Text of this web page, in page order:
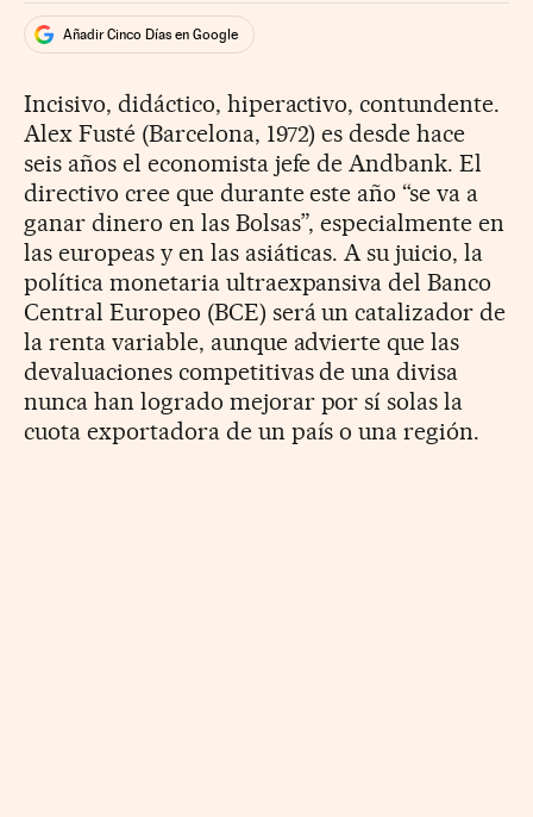
Añadir Cinco Días en Google
Incisivo, didáctico, hiperactivo, contundente.
Alex Fusté (Barcelona, 1972) es desde hace
seis años el economista jefe de Andbank. El
directivo cree que durante este año “se va a
ganar dinero en las Bolsas”, especialmente en
las europeas y en las asiáticas. A su juicio, la
política monetaria ultraexpansiva del Banco
Central Europeo (BCE) será un catalizador de
la renta variable, aunque advierte que las
devaluaciones competitivas de una divisa
nunca han logrado mejorar por sí solas la
cuota exportadora de un país o una región.